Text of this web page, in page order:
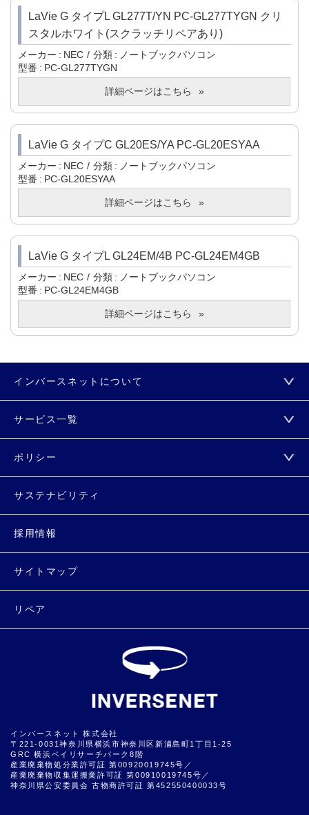
LaVie G タイプL GL277T/YN PC-GL277TYGN クリ
スタルホワイト(スクラッチリペアあり)
メーカー NEC 分類
ノートブックパソコン
型番
PC-GL277TYGN
詳細ページはこちら
LaVie G タイプC GL20ES/YA PC-GL20ESYAA
メーカー NEC 分類
ノートブックパソコン
型番
PC-GL20ESYAA
詳細ページはこちら
LaVie G タイプL GL24EM/4B PC-GL24EM4GB
メーカー NEC 分類
ノートブックパソコン
型番
PC-GL24EM4GB
詳細ページはこちら
インバースネットについて
サービス一覧
ポリシー
サステナビリティ
採用情報
サイトマップ
リペア
インバースネット 株式会社
〒221-0031神奈川県横浜市神奈川区新浦島町1丁目1-25
GRC 横浜ベイリサーチパーク8階
産業廃棄物処分業許可証 第00920019745号／
産業廃棄物収集運搬業許可証 第00910019745号／
神奈川県公安委員会 古物商許可証 第452550400033号